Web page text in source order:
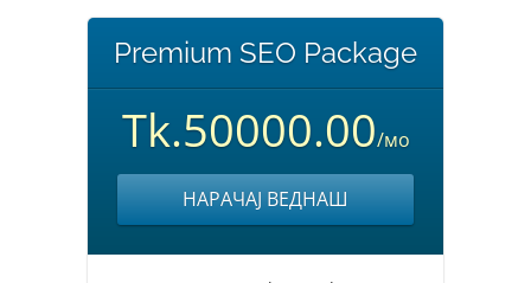
Premium SEO Package
Tk.50000.00/мо
НАРАЧАЈ ВЕДНАШ